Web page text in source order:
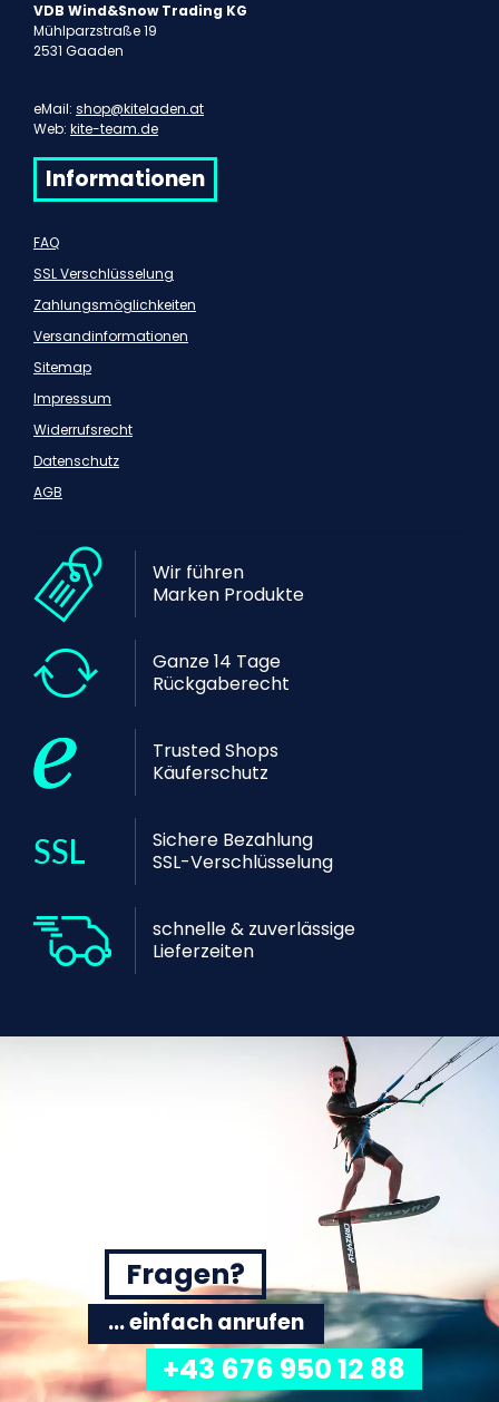
VDB Wind&Snow Trading KG
Mühlparzstraße 19
2531 Gaaden
eMail: shop@kiteladen.at
Web: kite-team.de
Informationen
FAQ
SSL Verschlüsselung
Zahlungsmöglichkeiten
Versandinformationen
Sitemap
Impressum
Widerrufsrecht
Datenschutz
AGB
Wir führen
Marken Produkte
Ganze 14 Tage
Rückgaberecht
Trusted Shops
Käuferschutz
Sichere Bezahlung
SSL-Verschlüsselung
schnelle & zuverlässige
Lieferzeiten
Fragen?
... einfach anrufen
+43 676 950 12 88